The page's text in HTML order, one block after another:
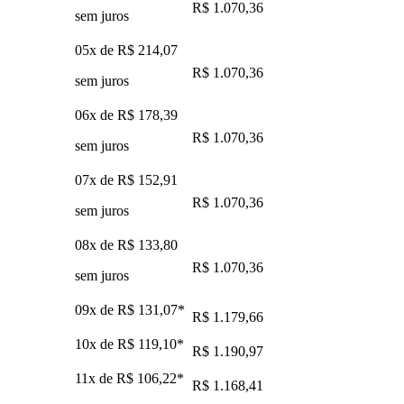
sem juros
R$ 1.070,36
05x de R$ 214,07
sem juros
R$ 1.070,36
06x de R$ 178,39
sem juros
R$ 1.070,36
07x de R$ 152,91
sem juros
R$ 1.070,36
08x de R$ 133,80
sem juros
R$ 1.070,36
09x de R$ 131,07* R$ 1.179,66
10x de R$ 119,10* R$ 1.190,97
11x de R$ 106,22* R$ 1.168,41